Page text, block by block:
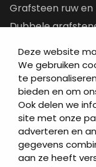
Deze website
We gebruiken
te
bieden en om
Ook delen we
site met onze
adverteren en
gegevens
aan ze heeft
Grafsteen ruw
Dubbele
Letterplaten
Grafzerken kopen
Direct naar
Grafstenen
As artikelen